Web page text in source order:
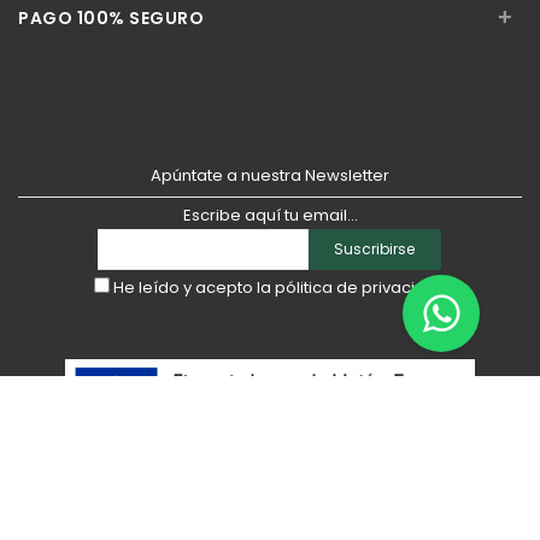
PAGO 100% SEGURO +
Apúntate a nuestra Newsletter
Escribe aquí tu email...
Suscribirse
He leído y acepto la pólitica de privacidad